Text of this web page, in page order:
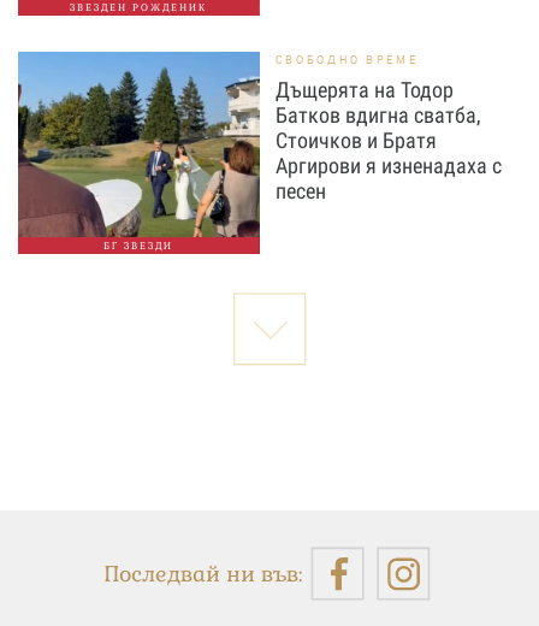
ЗВЕЗДЕН РОЖДЕНИК
БГ ЗВЕЗДИ
СВОБОДНО ВРЕМЕ
Дъщерята на Тодор
Батков вдигна сватба,
Стоичков и Братя
Аргирови я изненадаха с
песен
Последвай ни във: